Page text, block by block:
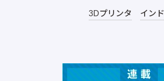
3Dプリンタ インド